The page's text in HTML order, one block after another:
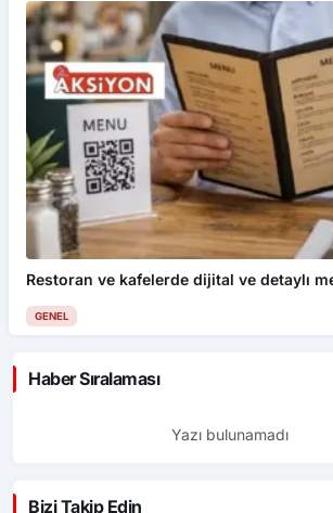
Restoran ve kafelerde dijital ve detaylı
GENEL
Haber Sıralaması
Yazı bulunamadı
Bizi Takip Edin